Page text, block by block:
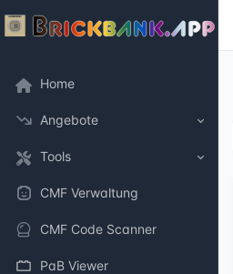
Home
Angebote
Tools
CMF Verwaltung
CMF Code Scanner
PaB Viewer